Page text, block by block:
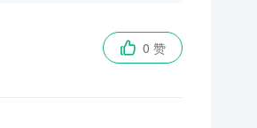
 0 赞